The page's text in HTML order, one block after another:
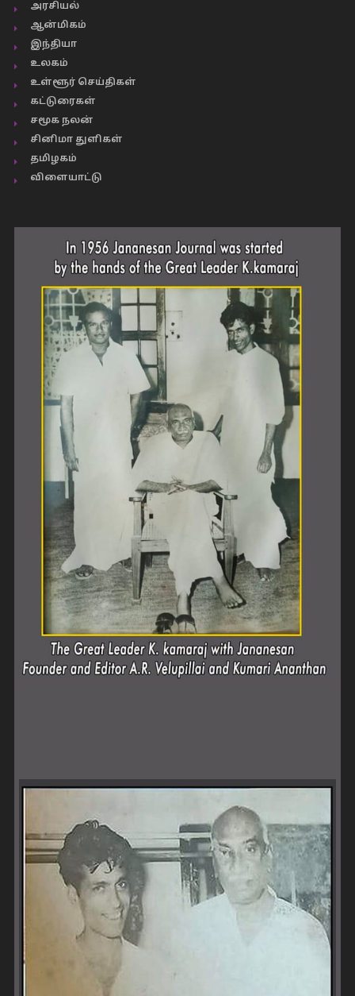
அரசியல்
ஆன்மிகம்
இந்தியா
உலகம்
உள்ளூர் செய்திகள்
கட்டுரைகள்
சமூக நலன்
சினிமா துளிகள்
தமிழகம்
விளையாட்டு